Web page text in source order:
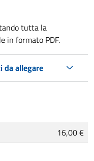
tutta la
in formato PDF.
da allegare
16,00 €